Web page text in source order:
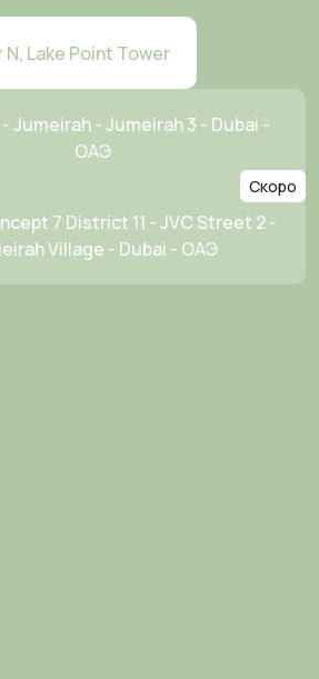
JLT, Cluster N, Lake Point Tower
- Jumeirah - Jumeirah 3 - Dubai -
ОАЭ
7 District 11 - JVC Street 2 -
Village - Dubai - ОАЭ
Скоро